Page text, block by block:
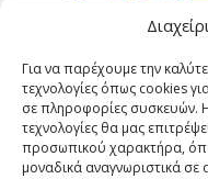
Για να παρέχουμε την
τεχνολογίες όπως cookies
σε πληροφορίες συσκευών.
τεχνολογίες θα μας
προσωπικού χαρακτήρα,
μοναδικά αναγνωριστικά